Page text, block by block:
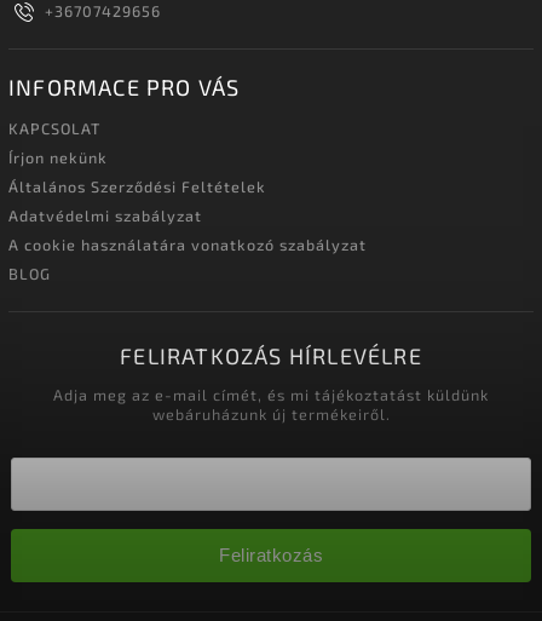
+36707429656
INFORMACE PRO VÁS
KAPCSOLAT
Írjon nekünk
Általános Szerződési Feltételek
Adatvédelmi szabályzat
A cookie használatára vonatkozó szabályzat
BLOG
FELIRATKOZÁS HÍRLEVÉLRE
Adja meg az e-mail címét, és mi tájékoztatást küldünk
webáruházunk új termékeiről.
Feliratkozás